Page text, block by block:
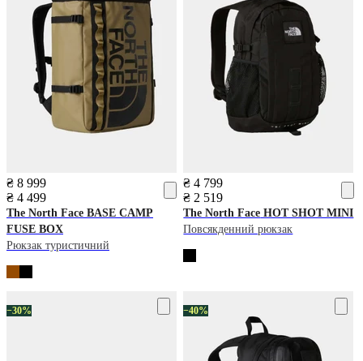
₴ 8 999
₴ 4 499
The North Face BASE CAMP
FUSE BOX
Рюкзак туристичний
₴ 4 799
₴ 2 519
The North Face HOT SHOT MINI
Повсякденний рюкзак
−30% −40%